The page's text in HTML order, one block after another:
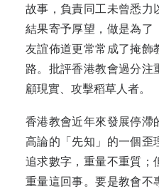
故事，負責同工未曾悉力
結果寄予厚望，做是為了
友誼佈道更常常成了掩飾
路。批評香港教會過分注
顧現實、攻擊稻草人者。
香港教會近年來發展停滯
高論的「先知」的一個歪
追求數字，重量不重質；
重量這回事。要是教會不